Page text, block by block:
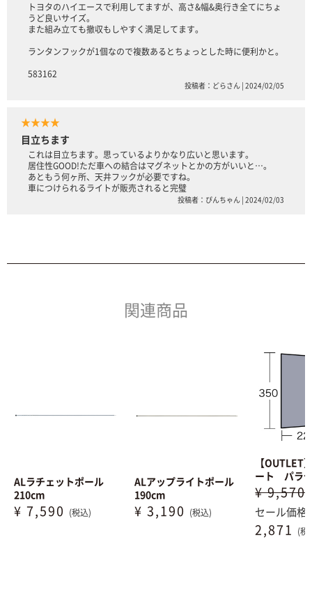
トヨタのハイエースで利用してますが、高さ&幅&奥行き全てにちょ
うど良いサイズ。
また組み立ても撤収もしやすく満足してます。
ランタンフックが1個なので複数あるとちょっとした時に便利かと。
583162
投稿者：どらさん | 2024/02/05
★★★★
目立ちます
これは目立ちます。思っているよりかなり広いと思います。
居住性GOOD!ただ車への結合はマグネットとかの方がいいと…。
あともう何ヶ所、天井フックが必要ですね。
車につけられるライトが販売されると完璧
投稿者：ぴんちゃん | 2024/02/03
関連商品
ALラチェットポール
210cm
¥ 7,590 (税込)
ALアップライトポール
190cm
¥ 3,190 (税込)
【OUTLET
ート パラ
¥ 9,570
セール価格
2,871 (税